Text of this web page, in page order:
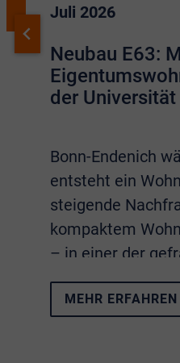
Juli 2026
Neubau E63:
der Universität
Bonn-Endenich
entsteht ein
steigende
kompaktem
– in einer der
von Bonn.
MEHR ERFAHREN